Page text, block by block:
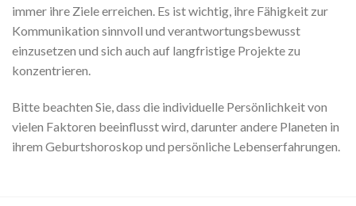
immer ihre Ziele erreichen. Es ist wichtig, ihre Fähigkeit zur
Kommunikation sinnvoll und verantwortungsbewusst
einzusetzen und sich auch auf langfristige Projekte zu
konzentrieren.
Bitte beachten Sie, dass die individuelle Persönlichkeit von
vielen Faktoren beeinflusst wird, darunter andere Planeten in
ihrem Geburtshoroskop und persönliche Lebenserfahrungen.